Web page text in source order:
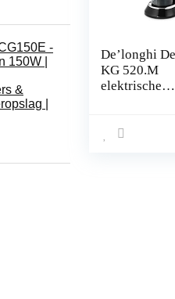
-
150W |
&
|
De’longhi
KG 520.M
elektrische
behuizing,